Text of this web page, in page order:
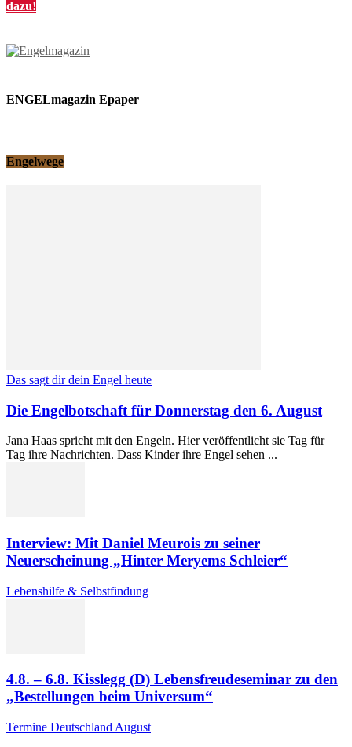
dazu!
ENGELmagazin Epaper
Engelwege
Das sagt dir dein Engel heute
Die Engelbotschaft für Donnerstag den 6. August
Jana Haas spricht mit den Engeln. Hier veröffentlicht sie Tag für
Tag ihre Nachrichten. Dass Kinder ihre Engel sehen ...
Interview: Mit Daniel Meurois zu seiner
Neuerscheinung „Hinter Meryems Schleier“
Lebenshilfe & Selbstfindung
4.8. – 6.8. Kisslegg (D) Lebensfreudeseminar zu den
„Bestellungen beim Universum“
Termine Deutschland August